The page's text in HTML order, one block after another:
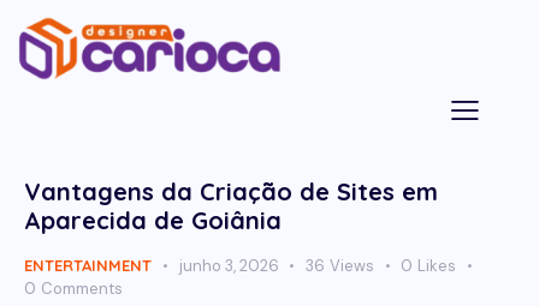
Vantagens da Criação de Sites em
Aparecida de Goiânia
ENTERTAINMENT junho 3, 2026 36 Views 0 Likes
0 Comments